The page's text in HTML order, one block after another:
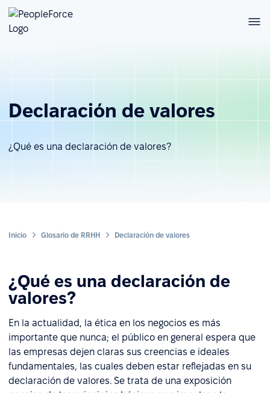
Declaración de valores
¿Qué es una declaración de valores?
Inicio Glosario de RRHH Declaración de valores
¿Qué es una declaración de
valores?
En la actualidad, la ética en los negocios es más
importante que nunca; el público en general espera que
las empresas dejen claras sus creencias e ideales
fundamentales, las cuales deben estar reflejadas en su
declaración de valores. Se trata de una exposición